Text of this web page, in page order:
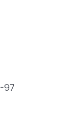
97